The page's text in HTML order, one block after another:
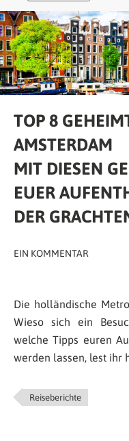
TOP 8
AMSTERDAM
MIT DIESEN
EUER
DER
EIN KOMMENTAR
Die holländische
Wieso sich ein
welche Tipps euren
werden lassen, lest ihr
Reiseberichte